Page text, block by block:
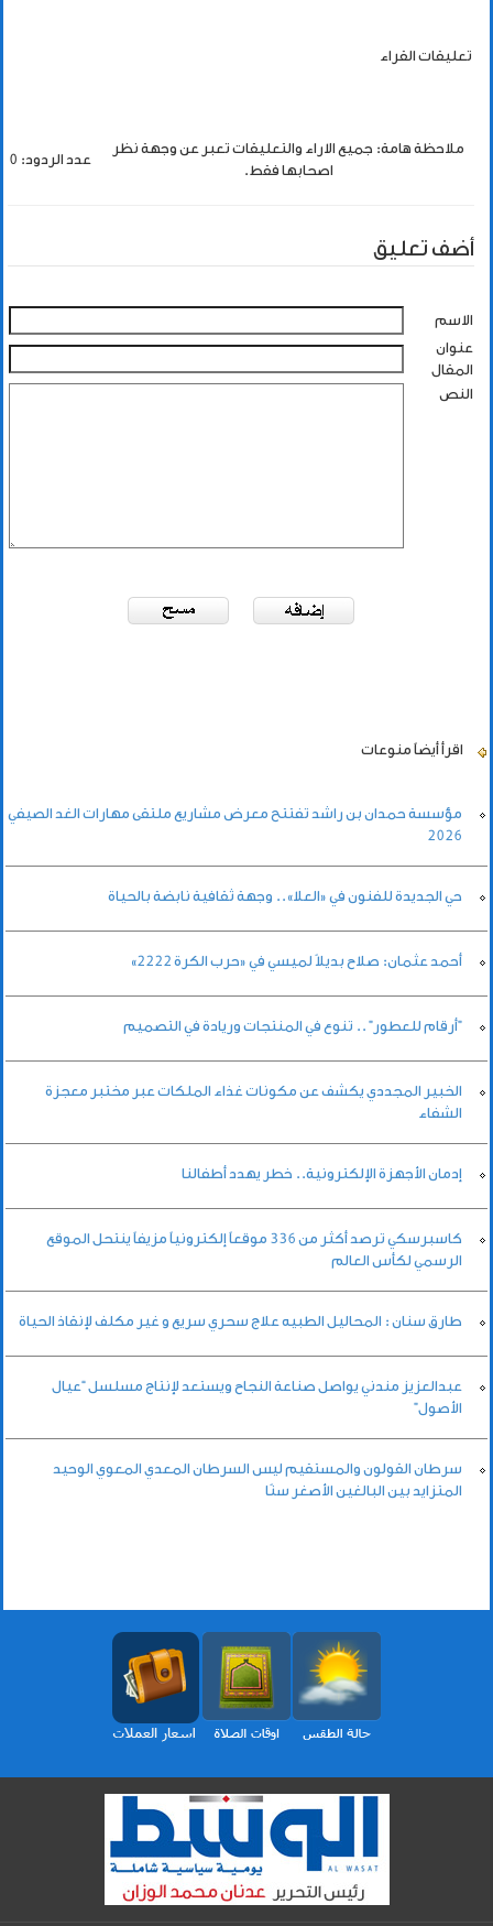
تعليقات القراء
ملاحظة هامة: جميع الاراء والتعليقات تعبر عن وجهة نظر
اصحابها فقط.
عدد الردود: 0
أضف تعليق
الاسم
عنوان
المقال
النص
اقرأ أيضاً منوعات
مؤسسة حمدان بن راشد تفتتح معرض مشاريع ملتقى مهارات الغد الصيفي
2026
حي الجديدة للفنون في «العلا».. وجهة ثقافية نابضة بالحياة
أحمد عثمان: صلاح بديلاً لميسي في «حرب الكرة 2222»
"أرقام للعطور" .. تنوع في المنتجات وريادة في التصميم
الخبير المجددي يكشف عن مكونات غذاء الملكات عبر مختبر معجزة
الشفاء
إدمان الأجهزة الإلكترونية.. خطر يهدد أطفالنا
كاسبرسكي ترصد أكثر من 336 موقعاً إلكترونياً مزيفاً ينتحل الموقع
الرسمي لكأس العالم
طارق سنان : المحاليل الطبيه علاج سحري سريع و غير مكلف لإنقاذ الحياة
عبدالعزيز مندني يواصل صناعة النجاح ويستعد لإنتاج مسلسل “عيال
الأصول”
سرطان القولون والمستقيم ليس السرطان المعدي المعوي الوحيد
المتزايد بين البالغين الأصغر سنًا